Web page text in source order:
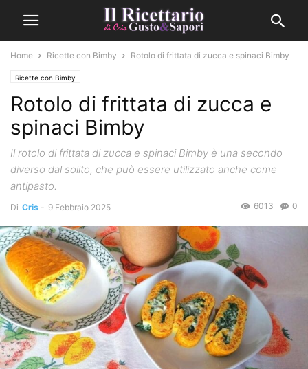
Home Ricette con Bimby Rotolo di frittata di zucca e spinaci Bimby
Ricette con Bimby
Rotolo di frittata di zucca e
spinaci Bimby
Il rotolo di frittata di zucca e spinaci Bimby è una secondo
diverso dal solito, che può essere utilizzato anche come
antipasto.
Di Cris - 9 Febbraio 2025 0
6013